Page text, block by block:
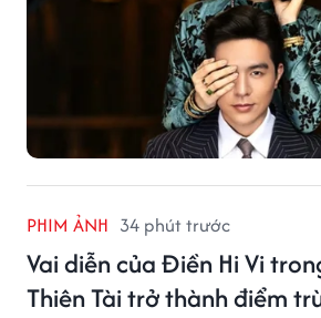
PHIM ẢNH 34 phút trước
Vai diễn của Điền Hi Vi
Thiên Tài trở thành điểm